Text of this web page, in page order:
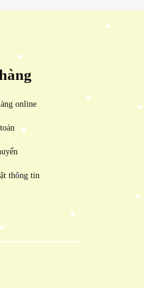
online
thông tin